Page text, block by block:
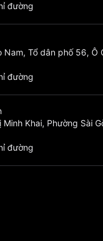
đường
Nam, Tổ dân phố 56, Ô
đường
Khai, Phường Sài
đường